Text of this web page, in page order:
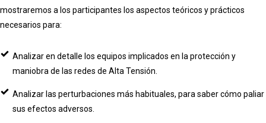
mostraremos a los participantes los aspectos teóricos y prácticos
necesarios para:
Analizar en detalle los equipos implicados en la protección y
maniobra de las redes de Alta Tensión.
Analizar las perturbaciones más habituales, para saber cómo paliar
sus efectos adversos.